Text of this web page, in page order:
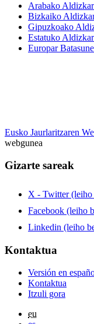
Arabako
Bizkaiko
Gipuzkoako
Estatuko
Europar
Eusko Jaurlaritzaren
webgunea
Gizarte sareak
X - Twitter
Facebook (leiho
Linkedin (leiho
Kontaktua
Versión en
Kontaktua
Itzuli gora
eu